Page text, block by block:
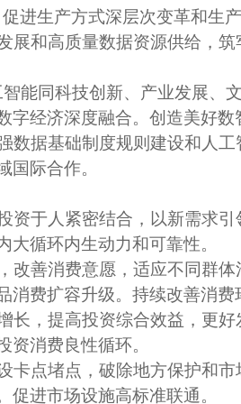
进生产方式深层次变革和生
和高质量数据资源供给，
能同科技创新、产业发展、
经济深度融合。创造美好
据基础制度规则建设和人
际合作。
于人紧密结合，以新需求
循环内生动力和可靠性。
善消费意愿，适应不同群
消费扩容升级。持续改善消费
，提高投资综合效益，更
消费良性循环。
点堵点，破除地方保护和
进市场设施高标准联通。